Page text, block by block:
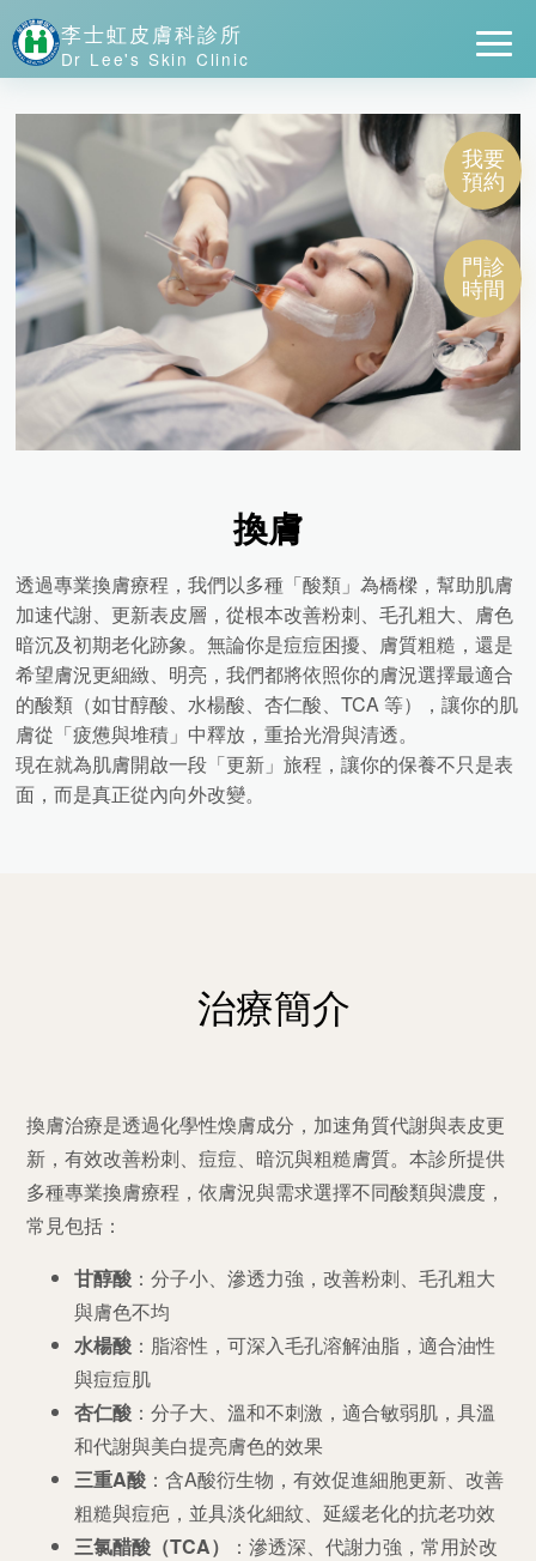
李士虹皮膚科診所
Dr Lee's Skin Clinic
換膚
透過專業換膚療程，我們以多種「酸類」為橋樑，幫助肌膚
加速代謝、更新表皮層，從根本改善粉刺、毛孔粗大、膚色
暗沉及初期老化跡象。無論你是痘痘困擾、膚質粗糙，還是
希望膚況更細緻、明亮，我們都將依照你的膚況選擇最適合
的酸類（如甘醇酸、水楊酸、杏仁酸、TCA 等），讓你的肌
膚從「疲憊與堆積」中釋放，重拾光滑與清透。
現在就為肌膚開啟一段「更新」旅程，讓你的保養不只是表
面，而是真正從內向外改變。
治療簡介
換膚治療是透過化學性煥膚成分，加速角質代謝與表皮更
新，有效改善粉刺、痘痘、暗沉與粗糙膚質。本診所提供
多種專業換膚療程，依膚況與需求選擇不同酸類與濃度，
常見包括：
甘醇酸 ：分子小、滲透力強，改善粉刺、毛孔粗大
與膚色不均
水楊酸 ：脂溶性，可深入毛孔溶解油脂，適合油性
與痘痘肌
杏仁酸 ：分子大、溫和不刺激，適合敏弱肌，具溫
和代謝與美白提亮膚色的效果
三重A酸 ：含A酸衍生物，有效促進細胞更新、改善
粗糙與痘疤，並具淡化細紋、延緩老化的抗老功效
三氯醋酸（TCA）
：滲透深、代謝力強，常用於改
我要
預約
門診
時間